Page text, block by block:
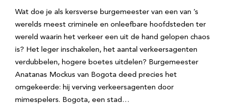
Wat doe je als kersverse burgemeester van een van ’s
werelds meest criminele en onleefbare hoofdsteden ter
wereld waarin het verkeer een uit de hand gelopen chaos
is? Het leger inschakelen, het aantal verkeersagenten
verdubbelen, hogere boetes uitdelen? Burgemeester
Anatanas Mockus van Bogota deed precies het
omgekeerde: hij verving verkeersagenten door
mimespelers. Bogota, een stad…